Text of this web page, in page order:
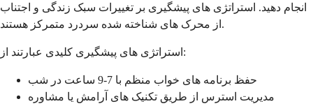
انجام دهید. استراتژی های پیشگیری بر تغییرات سبک زندگی و اجتناب
از محرک های شناخته شده سردرد متمرکز هستند.
استراتژی های پیشگیری کلیدی عبارتند از:
حفظ برنامه های خواب منظم با 7-9 ساعت در شب
مدیریت استرس از طریق تکنیک های آرامش یا مشاوره